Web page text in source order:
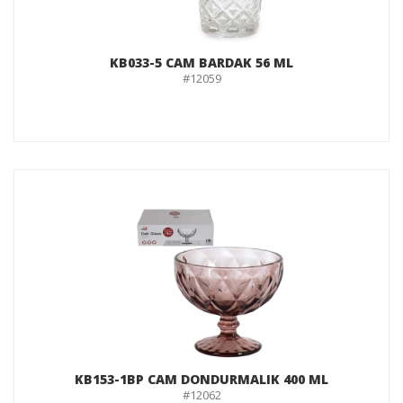
KB033-5 CAM BARDAK 56 ML
#12059
KB153-1BP CAM DONDURMALIK 400 ML
#12062